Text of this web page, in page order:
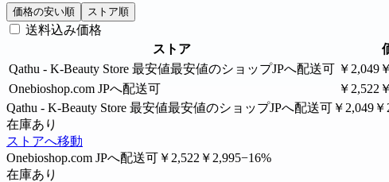
価格の安い順 ストア順
送料込み価格
ストア
Qathu - K-Beauty Store 最安値最安値のショップJPへ配送可 ￥2,049
Onebioshop.com JPへ配送可 ￥2,522
Qathu - K-Beauty Store 最安値最安値のショップJPへ配送可 ￥2,049
在庫あり
ストアへ移動
Onebioshop.com JPへ配送可 ￥2,522 ￥2,995−16%
在庫あり